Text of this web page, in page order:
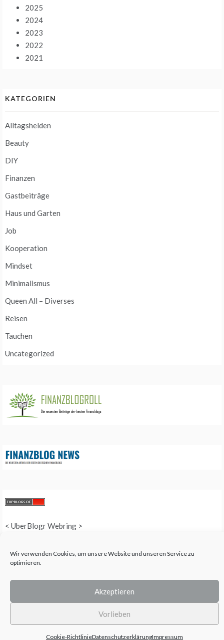
Wir verwenden Cookies, um unsere Website und unseren Service zu
optimieren.
Akzeptieren
Vorlieben
Cookie-RichtlinieDatenschutzerklärungImpressum
2025
2024
2023
2022
2021
KATEGORIEN
Alltagshelden
Beauty
DIY
Finanzen
Gastbeiträge
Haus und Garten
Job
Kooperation
Mindset
Minimalismus
Queen All – Diverses
Reisen
Tauchen
Uncategorized
< UberBlogr Webring >
COPYRIGHT © 2025 QUEEN-ALL - ALL RIGHTS RESERVED. THEME: PROMOS
TEMPLATE SELL